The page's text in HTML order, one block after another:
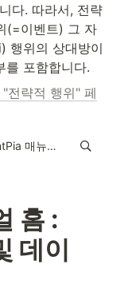
다. 따라서, 전략
(=이벤트) 그 자
행위의 상대방이
를 포함합니다.
"전략적 행위" 페